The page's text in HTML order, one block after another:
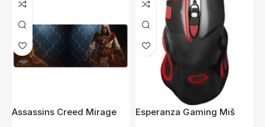
Assassins Creed Mirage
Esperanza Gaming Miš